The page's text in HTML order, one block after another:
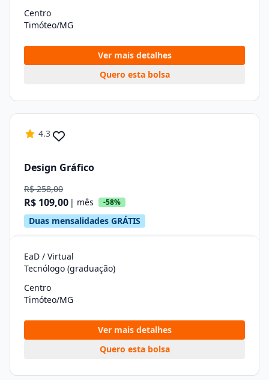
Centro
Timóteo/MG
Ver mais detalhes
Quero esta bolsa
4.3
Design Gráfico
R$ 258,00
R$ 109,00 | mês -58%
Duas mensalidades GRÁTIS
EaD / Virtual
Tecnólogo (graduação)
Centro
Timóteo/MG
Ver mais detalhes
Quero esta bolsa